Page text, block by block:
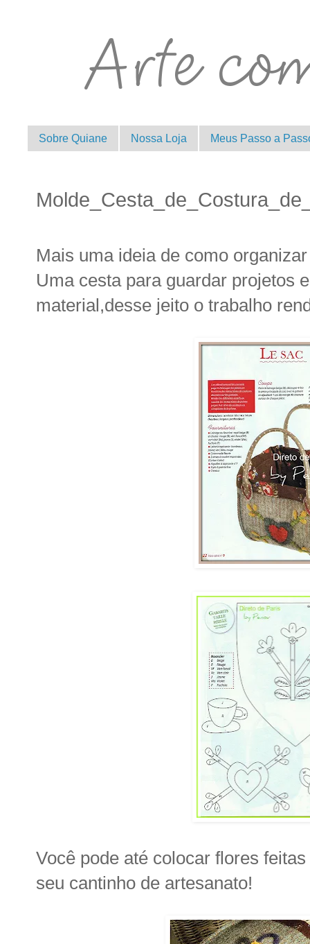
Sobre Quiane Nossa Loja Meus Passo a
Mais uma ideia de como
Uma cesta para guardar projetos
material,desse jeito o trabalho
Você pode até colocar flores
seu cantinho de artesanato!